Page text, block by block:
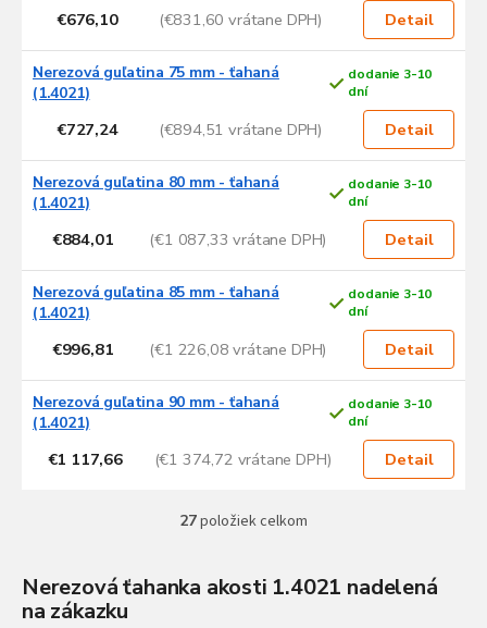
€676,10 (€831,60 vrátane DPH) Detail
Nerezová guľatina 75 mm - ťahaná
(1.4021)
dodanie 3-10
dní
€727,24 (€894,51 vrátane DPH) Detail
Nerezová guľatina 80 mm - ťahaná
(1.4021)
dodanie 3-10
dní
€884,01 (€1 087,33 vrátane DPH) Detail
Nerezová guľatina 85 mm - ťahaná
(1.4021)
dodanie 3-10
dní
€996,81 (€1 226,08 vrátane DPH) Detail
Nerezová guľatina 90 mm - ťahaná
(1.4021)
dodanie 3-10
dní
€1 117,66 (€1 374,72 vrátane DPH) Detail
O
á
27položiek celkom
Nerezová ťahanka akosti 1.4021 nadelená
na zákazku